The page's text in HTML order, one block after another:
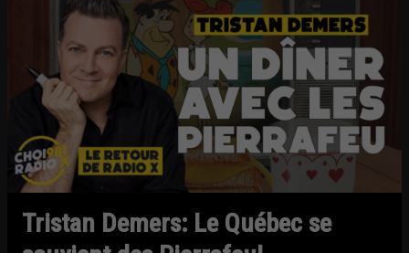
Tristan Demers: Le Québec se